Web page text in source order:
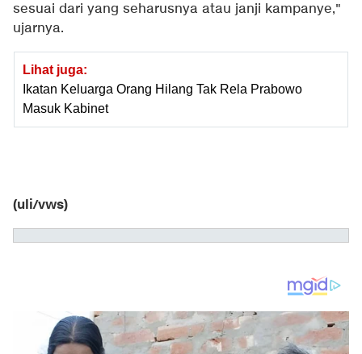
sesuai dari yang seharusnya atau janji kampanye,"
ujarnya.
Lihat juga:
Ikatan Keluarga Orang Hilang Tak Rela Prabowo
Masuk Kabinet
(uli/vws)